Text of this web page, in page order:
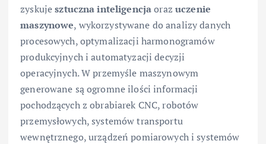
zyskujesztuczna inteligencjaorazuczenie
maszynowe, wykorzystywane do analizy danych
procesowych, optymalizacji harmonogramów
produkcyjnych i automatyzacji decyzji
operacyjnych. W przemyśle maszynowym
generowane są ogromne ilości informacji
pochodzących z obrabiarek CNC, robotów
przemysłowych, systemów transportu
wewnętrznego, urządzeń pomiarowych i systemów